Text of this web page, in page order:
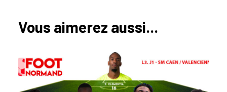
Vous aimerez aussi...